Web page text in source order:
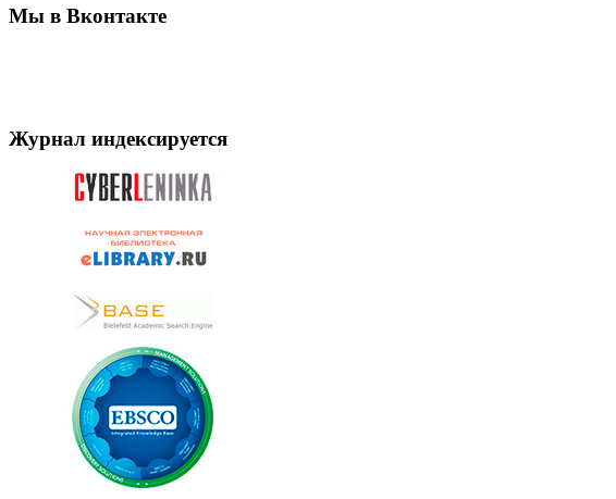
Мы в Вконтакте
Журнал индексируется